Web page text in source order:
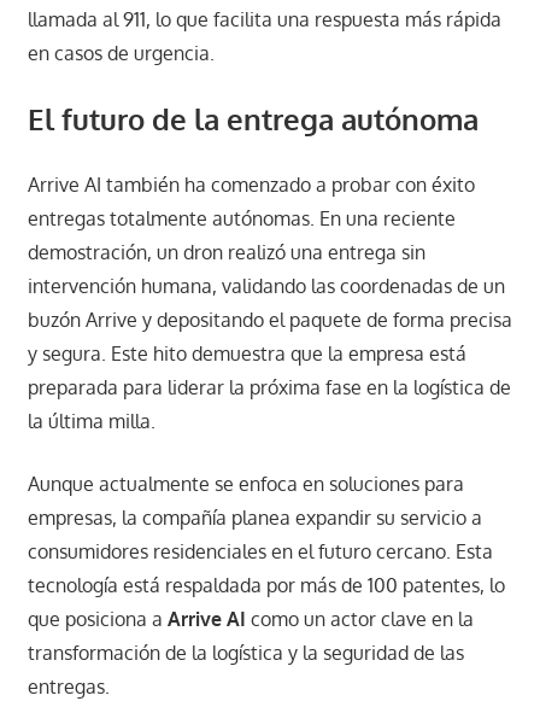
llamada al 911, lo que facilita una respuesta más rápida
en casos de urgencia​.
El futuro de la entrega autónoma
Arrive AI también ha comenzado a probar con éxito
entregas totalmente autónomas. En una reciente
demostración, un dron realizó una entrega sin
intervención humana, validando las coordenadas de un
buzón Arrive y depositando el paquete de forma precisa
y segura. Este hito demuestra que la empresa está
preparada para liderar la próxima fase en la logística de
la última milla​.
Aunque actualmente se enfoca en soluciones para
empresas, la compañía planea expandir su servicio a
consumidores residenciales en el futuro cercano. Esta
tecnología está respaldada por más de 100 patentes, lo
que posiciona a Arrive AI como un actor clave en la
transformación de la logística y la seguridad de las
entregas​.